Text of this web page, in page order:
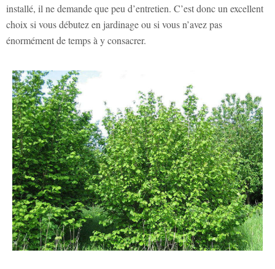
installé, il ne demande que peu d’entretien. C’est donc un excellent
choix si vous débutez en jardinage ou si vous n’avez pas
énormément de temps à y consacrer.